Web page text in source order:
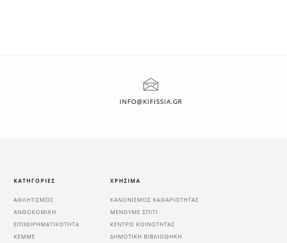
INFO@KIFISSIA.GR
ΚΑΤΗΓΟΡΙΕΣ
ΑΘΛΗΤΙΣΜΌΣ
ΑΝΘΟΚΟΜΙΚΉ
ΕΠΙΧΕΙΡΗΜΑΤΙΚΌΤΗΤΑ
ΚΕΜΜΕ
ΧΡΗΣΙΜΑ
ΚΑΝΟΝΙΣΜΟΣ ΚΑΘΑΡΙΟΤΗΤΑΣ
ΜΕΝΟΥΜΕ ΣΠΙΤΙ
ΚΕΝΤΡΟ ΚΟΙΝΟΤΗΤΑΣ
ΔΗΜΟΤΙΚΗ ΒΙΒΛΙΟΘΗΚΗ